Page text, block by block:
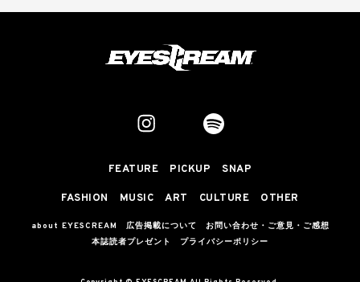
FEATURE PICKUP SNAP
FASHION MUSIC ART CULTURE OTHER
about EYESCREAM 広告掲載について
お問い合わせ・ご意見・ご感想
本誌読者プレゼント
プライバシーポリシー